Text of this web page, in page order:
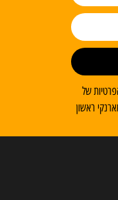
של
ראשון